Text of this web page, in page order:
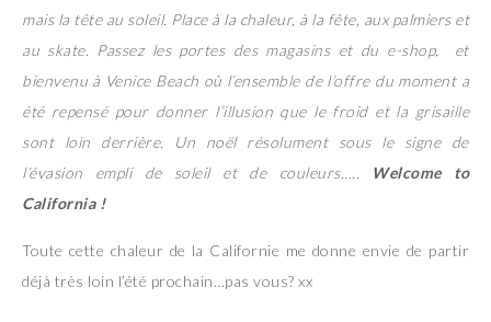
mais la tête au soleil. Place à la chaleur, à la fête, aux palmiers et
au skate. Passez les portes des magasins et du e-shop, et
bienvenu à Venice Beach où l’ensemble de l’offre du moment a
été repensé pour donner l’illusion que le froid et la grisaille
sont loin derrière. Un noël résolument sous le signe de
l’évasion empli de soleil et de couleurs…..
Welcome to
California !
Toute cette chaleur de la Californie me donne envie de partir
déjà très loin l’été prochain…pas vous? xx